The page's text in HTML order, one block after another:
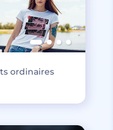
ordinaires